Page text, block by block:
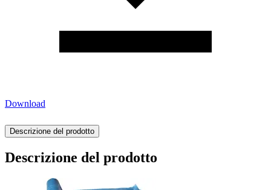
Download
Descrizione del prodotto
Descrizione del prodotto